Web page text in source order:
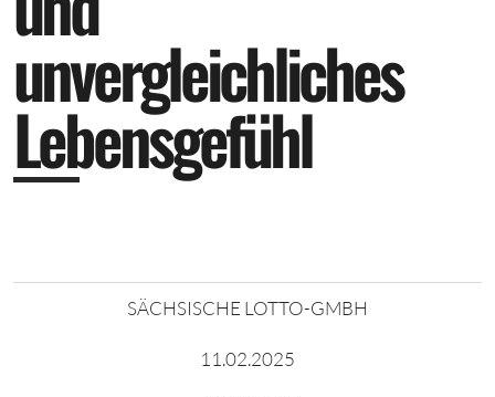
unvergleichliches
Lebensgefühl
SÄCHSISCHE LOTTO-GMBH
11.02.2025